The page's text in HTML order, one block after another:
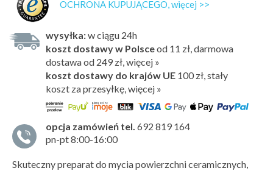
OCHRONA KUPUJĄCEGO, więcej >>
wysyłka:w ciągu 24h
koszt dostawy w Polsceod 11 zł, darmowa
dostawa od 249 zł, więcej »
koszt dostawy do krajów UE 100 zł, stały
koszt za przesyłkę, więcej »
opcja zamówień tel. 692 819 164
pn-pt 8:00-16:00
Skuteczny preparat do mycia powierzchni ceramicznych,